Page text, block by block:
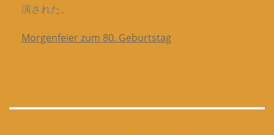
演された。
Morgenfeier zum 80. Geburtstag